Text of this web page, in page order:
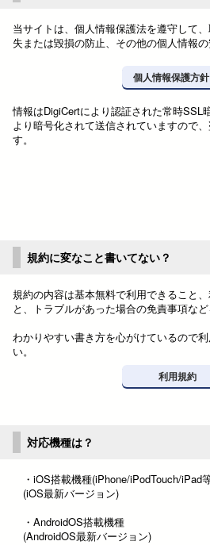
当サイトは、個人情報保護法を遵守して
失または毀損の防止、その他の個人情報の
個人情報保護方針
情報はDigiCertにより認証された常時SSL
より暗号化されて送信されていますので
す。
規約に変なこと書いてない？
規約の内容は基本無料で利用できること
と、トラブルがあった場合の免責事項など
わかりやすい書き方を心がけているので
い。
利用規約
対応機種は？
・iOS搭載機種(iPhone/iPodTouch/iPad
(iOS最新バージョン)
・AndroidOS搭載機種
(AndroidOS最新バージョン)